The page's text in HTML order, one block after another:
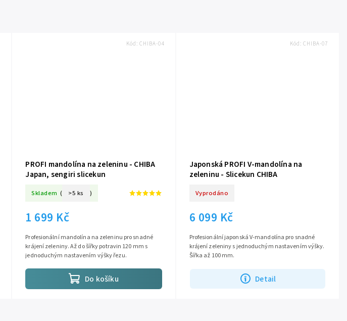
PROFI mandolína na zeleninu - CHIBA
Japan, sengiri slicekun
Skladem ( >5 ks )
1 699 Kč
Do košíku
Profesionální mandolína na zeleninu pro snadné
krájení zeleniny. Až do šířky potravin 120 mm s
jednoduchým nastavením výšky řezu.
Kód: CHIBA-04
Japonská PROFI V-mandolína na
zeleninu - Slicekun CHIBA
Vyprodáno
6 099 Kč
Detail
Profesionální japonská V-mandolína pro snadné
krájení zeleniny s jednoduchým nastavením výšky.
Šířka až 100 mm.
Kód: CHIBA-07